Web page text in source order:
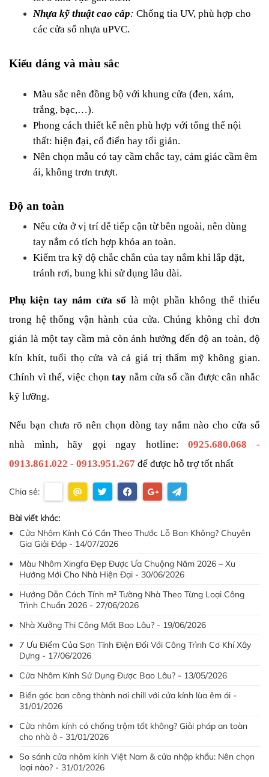
Nhựa kỹ thuật cao cấp: Chống tia UV, phù hợp cho
các cửa sổ nhựa uPVC.
Kiểu dáng và màu sắc
Màu sắc nên đồng bộ với khung cửa (đen, xám,
trắng, bạc,…).
Phong cách thiết kế nên phù hợp với tổng thể nội
thất: hiện đại, cổ điển hay tối giản.
Nên chọn mẫu có tay cầm chắc tay, cảm giác cầm êm
ái, không trơn trượt.
Độ an toàn
Nếu cửa ở vị trí dễ tiếp cận từ bên ngoài, nên dùng
tay nắm có tích hợp khóa an toàn.
Kiểm tra kỹ độ chắc chắn của tay nắm khi lắp đặt,
tránh rơi, bung khi sử dụng lâu dài.
Phụ kiện tay nắm cửa sổ là một phần không thể thiếu
trong hệ thống vận hành của cửa. Chúng không chỉ đơn
giản là một tay cầm mà còn ảnh hưởng đến độ an toàn, độ
kín khít, tuổi thọ cửa và cả giá trị thẩm mỹ không gian.
Chính vì thế, việc chọn tay nắm cửa sổ cần được cân nhắc
kỹ lưỡng.
Nếu bạn chưa rõ nên chọn dòng tay nắm nào cho cửa sổ
nhà mình, hãy gọi ngay hotline: 0925.680.068 -
0913.861.022 - 0913.951.267 để được hỗ trợ tốt nhất
Chia sẻ:
Bài viết khác:
Cửa Nhôm Kính Có Cần Theo Thước Lỗ Ban Không? Chuyên
Gia Giải Đáp - 14/07/2026
Màu Nhôm Xingfa Đẹp Được Ưa Chuộng Năm 2026 – Xu
Hướng Mới Cho Nhà Hiện Đại - 30/06/2026
Hướng Dẫn Cách Tính m² Tường Nhà Theo Từng Loại Công
Trình Chuẩn 2026 - 27/06/2026
Nhà Xưởng Thi Công Mất Bao Lâu? - 19/06/2026
7 Ưu Điểm Của Sơn Tĩnh Điện Đối Với Công Trình Cơ Khí Xây
Dựng - 17/06/2026
Cửa Nhôm Kính Sử Dụng Được Bao Lâu? - 13/05/2026
Biến góc ban công thành nơi chill với cửa kính lùa êm ái -
31/01/2026
Cửa nhôm kính có chống trộm tốt không? Giải pháp an toàn
cho nhà ở - 31/01/2026
So sánh cửa nhôm kính Việt Nam & cửa nhập khẩu: Nên chọn
loại nào? - 31/01/2026